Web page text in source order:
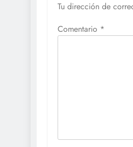
Tu dirección de
Comentario *